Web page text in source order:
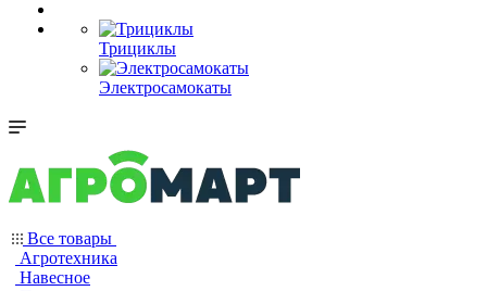
Трициклы
Электросамокаты
Все товары
Агротехника
Навесное